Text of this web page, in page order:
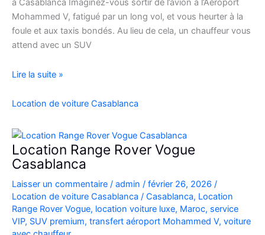
à Casablanca Imaginez-vous sortir de l’avion à l’Aéroport
Mohammed V, fatigué par un long vol, et vous heurter à la
foule et aux taxis bondés. Au lieu de cela, un chauffeur vous
attend avec un SUV
Réservez
SUV
Luxe
à
l’Aéroport
V
Lire la suite »
Location de voiture Casablanca
Location Range Rover Vogue
Casablanca
Laisser un commentaire / admin / février 26, 2026 /
Location de voiture Casablanca / Casablanca, Location
Range Rover Vogue, location voiture luxe, Maroc, service
VIP, SUV premium, transfert aéroport Mohammed V, voiture